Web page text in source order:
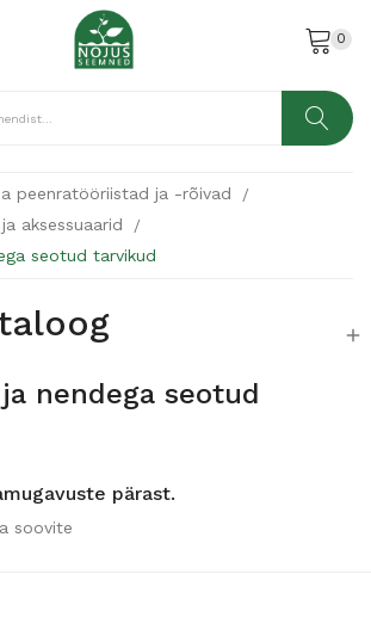
0
peenratööriistad ja -rõivad
aksessuaarid
seotud tarvikud

nendega seotud
pärast.
soovite